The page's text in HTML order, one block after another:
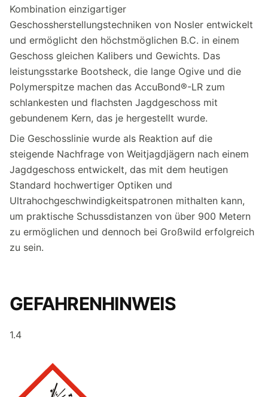
Kombination einzigartiger
Geschossherstellungstechniken von Nosler entwickelt
und ermöglicht den höchstmöglichen B.C. in einem
Geschoss gleichen Kalibers und Gewichts. Das
leistungsstarke Bootsheck, die lange Ogive und die
Polymerspitze machen das AccuBond®-LR zum
schlankesten und flachsten Jagdgeschoss mit
gebundenem Kern, das je hergestellt wurde.
Die Geschosslinie wurde als Reaktion auf die
steigende Nachfrage von Weitjagdjägern nach einem
Jagdgeschoss entwickelt, das mit dem heutigen
Standard hochwertiger Optiken und
Ultrahochgeschwindigkeitspatronen mithalten kann,
um praktische Schussdistanzen von über 900 Metern
zu ermöglichen und dennoch bei Großwild erfolgreich
zu sein.
GEFAHRENHINWEIS
1.4